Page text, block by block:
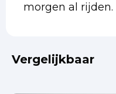
morgen al rijden.
Vergelijkbaar